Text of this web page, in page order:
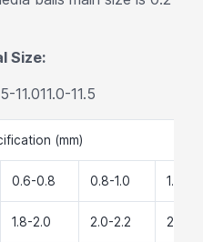
Size:
11.011.0-11.5
(mm)
0.6-0.8 0.8-1.0 1.0-1.2
1.8-2.0 2.0-2.2 2.2-